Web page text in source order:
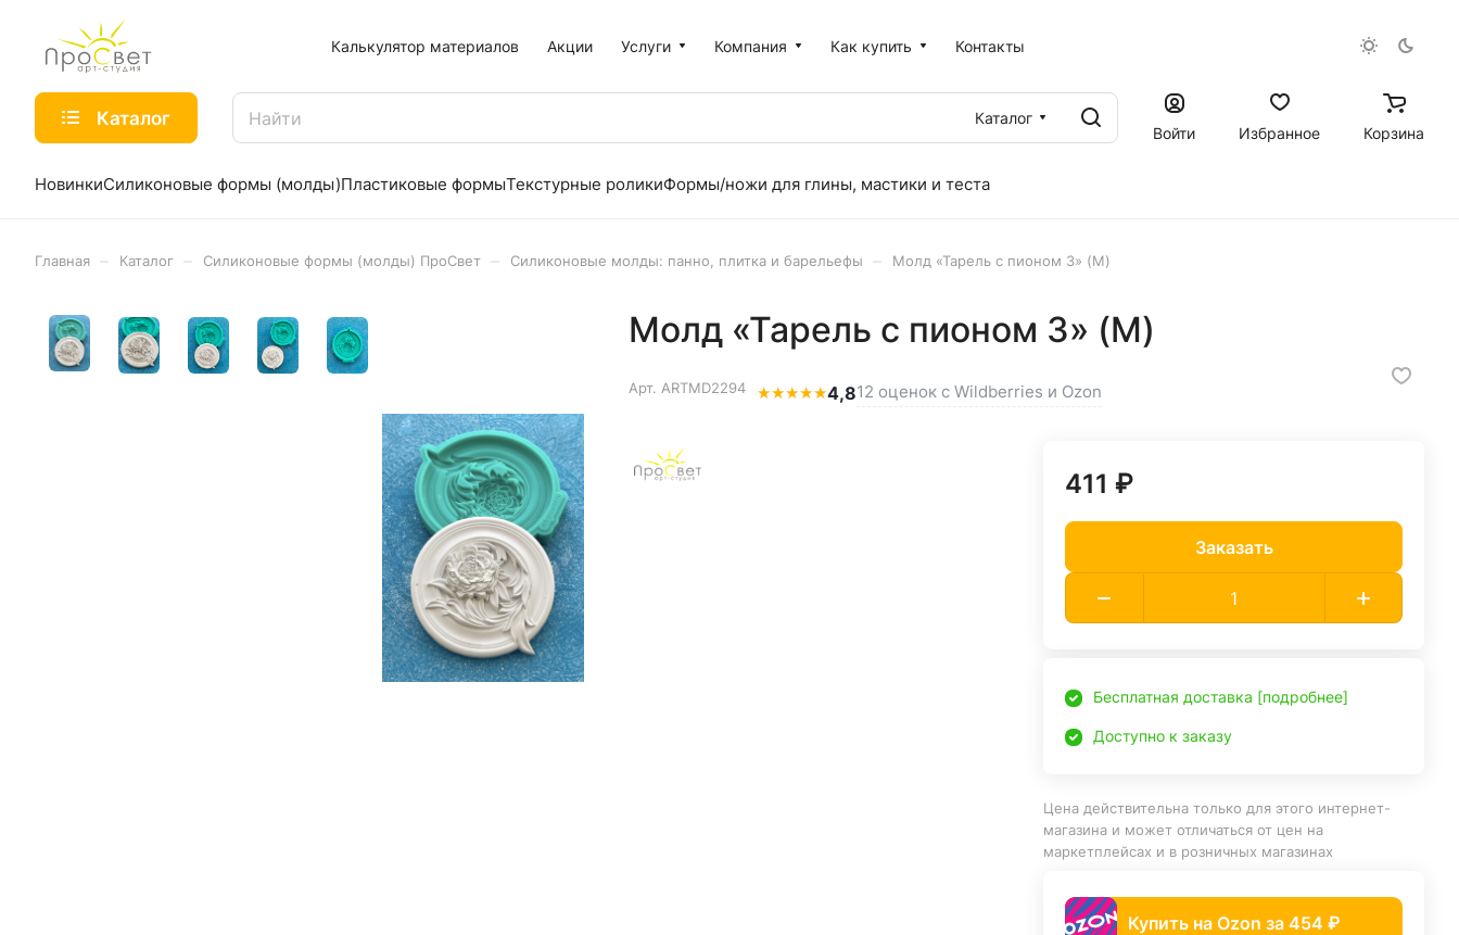
Калькулятор материалов Акции Услуги Компания Как купить Контакты
Каталог
Каталог
Войти
Избранное Корзина
НовинкиСиликоновые формы (молды)Пластиковые формыТекстурные роликиФормы/ножи для глины, мастики и теста
Главная Каталог Силиконовые формы (молды) ПроСвет Силиконовые молды: панно, плитка и барельефы Молд «Тарель с пионом 3» (M)
Молд «Тарель с пионом 3» (M)
Арт. ARTMD2294 ★★★★★4,812 оценок с Wildberries и Ozon
411 ₽
Заказать
Бесплатная доставка [подробнее]
Доступно к заказу
Цена действительна только для этого интернет-
магазина и может отличаться от цен на
маркетплейсах и в розничных магазинах
Купить на Ozon за 454 ₽